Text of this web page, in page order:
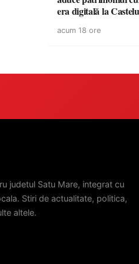
era digitală la
acum 18 ore
judetul Satu Mare, integrat cu
Stiri de actualitate, politica,
altele.